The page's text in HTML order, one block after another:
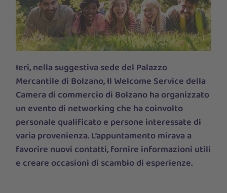
Ieri, nella suggestiva sede del Palazzo
Mercantile di Bolzano, Il Welcome Service della
Camera di commercio di Bolzano ha organizzato
un evento di networking che ha coinvolto
personale qualificato e persone interessate di
varia provenienza. L’appuntamento mirava a
favorire nuovi contatti, fornire informazioni utili
e creare occasioni di scambio di esperienze.